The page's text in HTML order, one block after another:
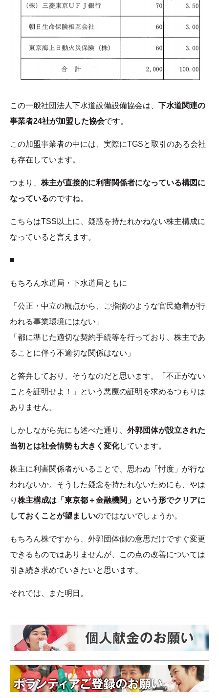
この一般社団法人下水道設備設備協会は、 下水道関連の
事業者24社が加盟した協会です。
この加盟事業者の中には、実際にTGSと取引のある会社
も存在しています。
つまり、 株主が直接的に利害関係者になっている構図に
なっているのですね。
こちらはTSS以上に、疑惑を持たれかねない株主構成に
なっていると言えます。
■
もちろん水道局・下水道局ともに
「公正・中立の観点から、ご指摘のような官民癒着が行
われる事業環境にはない」
「都に準じた適切な契約手続等を行っており、株主であ
ることに伴う不適切な関係はない」
と答弁しており、そうなのだと思います。「不正がない
ことを証明せよ！」という悪魔の証明を求めるつもりは
ありません。
しかしながら先にも述べた通り、 外郭団体が設立された
当初とは社会情勢も大きく変化しています。
株主に利害関係者がいることで、思わぬ「忖度」が行な
われないか。そうした疑念を持たれないためにも、やは
り 株主構成は「東京都＋金融機関」という形でクリアに
しておくことが望ましいのではないでしょうか。
もちろん株ですから、外郭団体側の意思だけですぐ変更
できるものではありませんが、この点の改善については
引き続き求めていきたいと思います。
それでは、また明日。